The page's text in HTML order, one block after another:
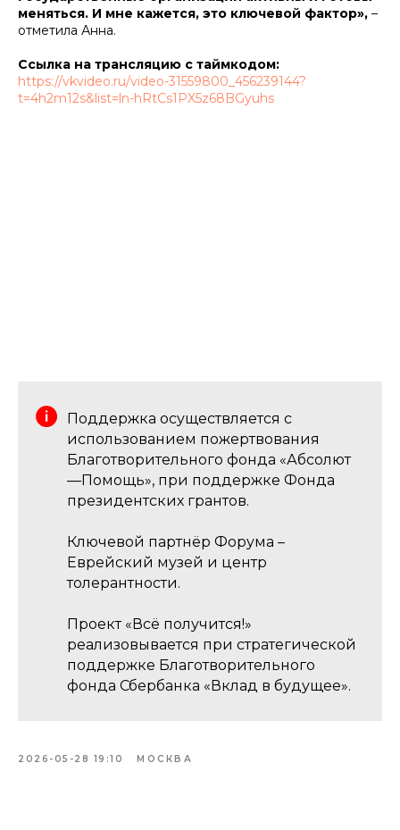
меняться. И мне кажется, это ключевой фактор», –
отметила Анна.
Ссылка на трансляцию с таймкодом:
https://vkvideo.ru/video-31559800_456239144?
t=4h2m12s&list=ln-hRtCs1PX5z68BGyuhs
Поддержка осуществляется с
использованием пожертвования
Благотворительного фонда «Абсолют
—Помощь», при поддержке Фонда
президентских грантов.
Ключевой партнёр Форума –
Еврейский музей и центр
толерантности.
Проект «Всё получится!»
реализовывается при стратегической
поддержке Благотворительного
фонда Сбербанка «Вклад в будущее».
2026-05-28 19:10 МОСКВА